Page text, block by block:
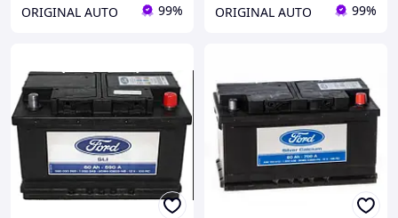
ORIGINAL AUTO 99% ORIGINAL AUTO 99%